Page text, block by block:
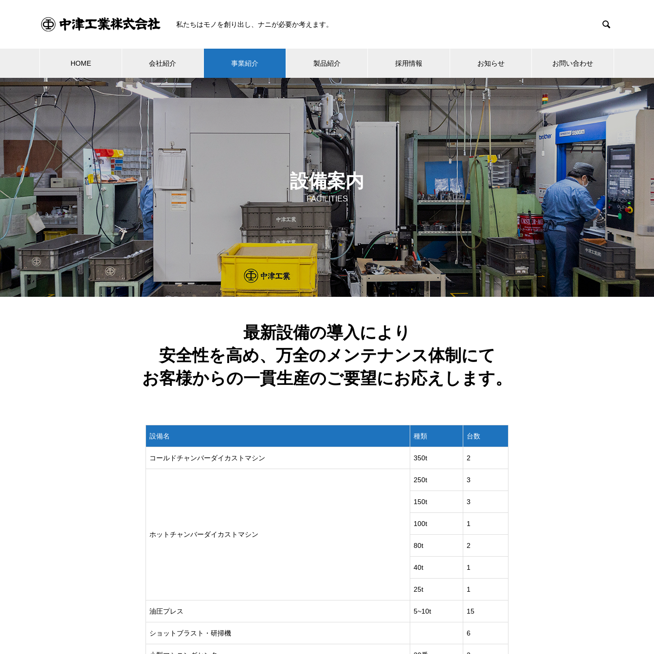
私たちはモノを創り出し、ナニが必要か考えます。 
HOME 会社紹介 事業紹介 製品紹介 採用情報 お知らせ お問い合わせ
設備案内
FACILITIES
最新設備の導入により
安全性を高め、万全のメンテナンス体制にて
お客様からの一貫生産のご要望にお応えします。
設備名 種類 台数
コールドチャンバーダイカストマシン 350t 2
ホットチャンバーダイカストマシン
250t 3
150t 3
100t 1
80t 2
40t 1
25t 1
油圧プレス 5~10t 15
ショットブラスト・研掃機 6